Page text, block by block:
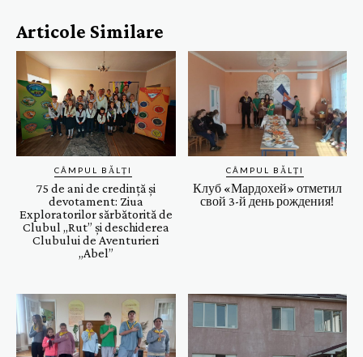
Articole Similare
CÂMPUL BĂLȚI
75 de ani de credință și
devotament: Ziua
Exploratorilor sărbătorită de
Clubul ,,Rut” și deschiderea
Clubului de Aventurieri
„Abel”
CÂMPUL BĂLȚI
Клуб «Мардохей» отметил
свой 3-й день рождения!